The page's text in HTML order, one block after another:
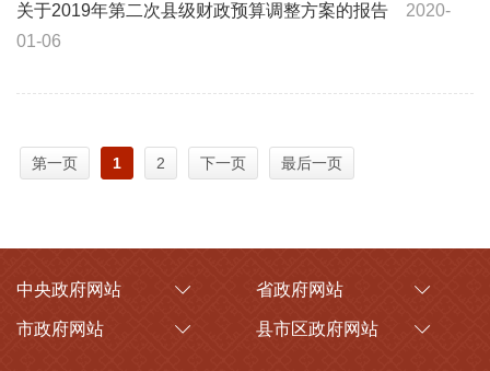
关于2019年第二次县级财政预算调整方案的报告
2020-
01-06
第一页 1 2 下一页 最后一页
中央政府网站 省政府网站
市政府网站 县市区政府网站